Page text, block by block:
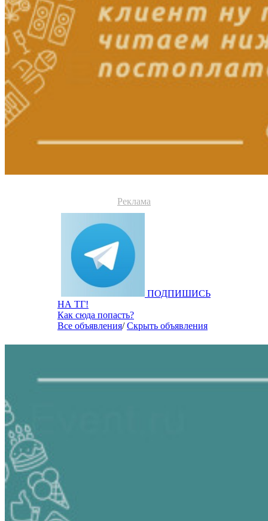
Реклама
ПОДПИШИСЬ
НА ТГ!
Как сюда попасть?
Все объявления/Скрыть объявления